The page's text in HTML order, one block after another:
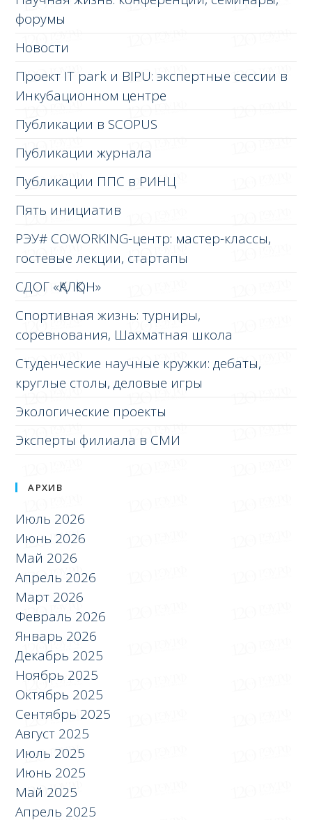
форумы
Новости
Проект IT park и BIPU: экспертные сессии в
Инкубационном центре
Публикации в SCOPUS
Публикации журнала
Публикации ППС в РИНЦ
Пять инициатив
РЭУ# COWORKING-центр: мастер-классы,
гостевые лекции, стартапы
СДОГ «ҚАЛҚОН»
Спортивная жизнь: турниры,
соревнования, Шахматная школа
Студенческие научные кружки: дебаты,
круглые столы, деловые игры
Экологические проекты
Эксперты филиала в СМИ
АРХИВ
Июль 2026
Июнь 2026
Май 2026
Апрель 2026
Март 2026
Февраль 2026
Январь 2026
Декабрь 2025
Ноябрь 2025
Октябрь 2025
Сентябрь 2025
Август 2025
Июль 2025
Июнь 2025
Май 2025
Апрель 2025